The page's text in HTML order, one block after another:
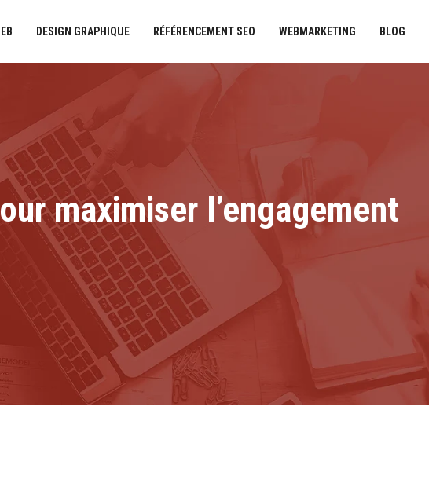
DESIGN GRAPHIQUE RÉFÉRENCEMENT SEO WEBMARKETING BLOG
maximiser l’engagement